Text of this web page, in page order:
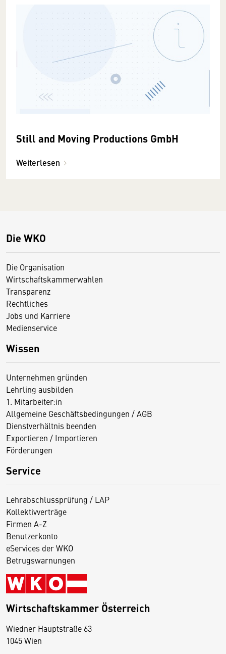
Still and Moving Productions GmbH
Weiterlesen
Die WKO
Die Organisation
Wirtschaftskammerwahlen
Transparenz
Rechtliches
Jobs und Karriere
Medienservice
Wissen
Unternehmen gründen
Lehrling ausbilden
1. Mitarbeiter:in
Allgemeine Geschäftsbedingungen / AGB
Dienstverhältnis beenden
Exportieren / Importieren
Förderungen
Service
Lehrabschlussprüfung / LAP
Kollektivverträge
Firmen A-Z
Benutzerkonto
eServices der WKO
Betrugswarnungen
Wirtschaftskammer Österreich
Wiedner Hauptstraße 63
1045 Wien
D